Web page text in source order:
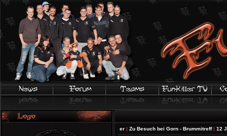
Battlefield V - Official Firestorm Trailer Zu Besuch bei Gorn - Brummitreff|12 Jahre